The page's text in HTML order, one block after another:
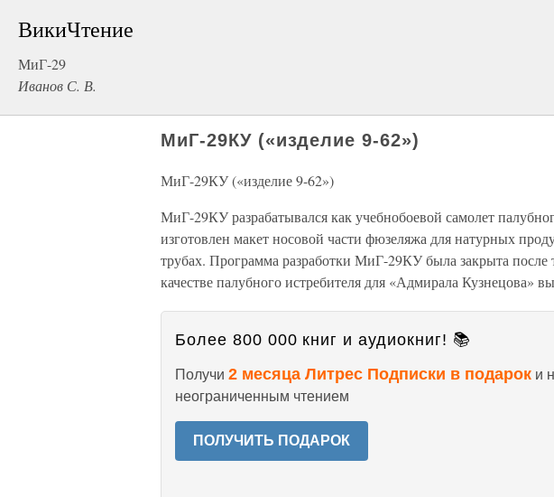
ВикиЧтение
МиГ-29
Иванов С. В.
МиГ-29КУ («изделие 9-62»)
МиГ-29КУ («изделие 9-62»)
МиГ-29КУ разрабатывался как учебнобоевой самолет
изготовлен макет носовой части фюзеляжа для натурных
трубах. Программа разработки МиГ-29КУ была закрыта после
качестве палубного истребителя для «Адмирала Кузнецова»
Более 800 000 книг и аудиокниг! 📚
Получи 2 месяца Литрес Подписки в подарок и
неограниченным чтением
ПОЛУЧИТЬ ПОДАРОК